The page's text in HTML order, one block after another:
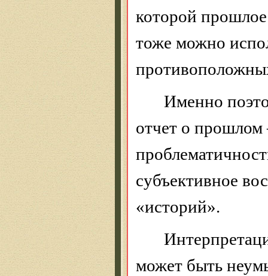
которой
тоже можно
Именно
отчет о прошлом
субъективное
«историй».
может быть